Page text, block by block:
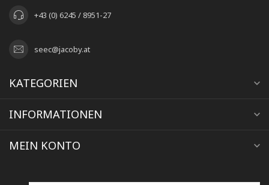
+43 (0) 6245 / 8951-27
seec@jacoby.at
KATEGORIEN
INFORMATIONEN
MEIN KONTO